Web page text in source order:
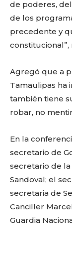
de poderes,
de los
precedente y
constitucional”,
Agregó que a
Tamaulipas ha
también tiene
robar, no
En la
secretario de
secretario de la
Sandoval; el
secretaria de
Canciller
Guardia